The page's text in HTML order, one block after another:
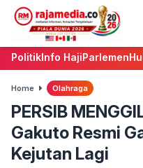
PolitikInfo HajiParlemen
Home Olahraga
PERSIB
Gakuto Resmi
Kejutan Lagi